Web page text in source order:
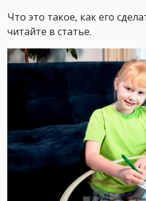
Что это такое, как его
читайте в статье.